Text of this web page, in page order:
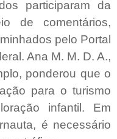
participaram da
de comentários,
pelo Portal
Ana M. M. D. A.,
ponderou que o
para o turismo
infantil. Em
é necessário